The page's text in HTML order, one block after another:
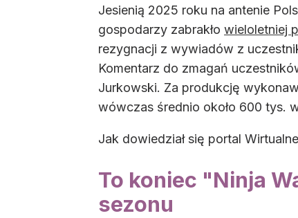
Jesienią 2025 roku na antenie
gospodarzy zabrakło wieloletniej
rezygnacji z wywiadów z
Komentarz do zmagań
Jurkowski. Za produkcję
wówczas średnio około 600 tys.
Jak dowiedział się portal
To koniec "Ninja
sezonu